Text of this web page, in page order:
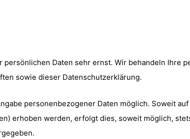
Daten sehr ernst. Wir behandeln Ihre
sowie dieser Datenschutzerklärung.
personenbezogener Daten möglich. Soweit
erhoben werden, erfolgt dies, soweit möglich,